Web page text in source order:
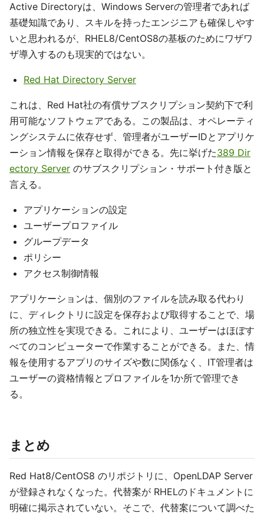
Active Directoryは、Windows Serverの管理者であれば
基礎知識であり、スキルを持ったエンジニアも確保しやす
いと思われるが、RHEL8/CentOS8の基板のためにワザワ
ザ導入するのも現実的ではない。
Red Hat Directory Server
これは、Red Hat社の有償サブスクリプション契約下で利
用可能なソフトウェアである。この製品は、オペレーティ
ングシステムに依存せず、管理者がユーザーIDとアプリケ
ーション情報を保存と取得ができる。先に挙げた389 Dir
ectory Server のサブスクリプション・サポート付き版と
言える。
アプリケーションの設定
ユーザープロファイル
グループデータ
ポリシー
アクセス制御情報
アプリケーションは、個別のファイルを読み取る代わり
に、ディレクトリに設定を保存および取得することで、場
所の独立性を実現できる。これにより、ユーザーはほぼす
べてのコンピューターで作業することができる。また、情
報を使用するアプリのサイズや数に関係なく、IT管理者は
ユーザーの資格情報とプロファイルを1か所で管理でき
る。
まとめ
Red Hat8/CentOS8 のリポジトリに、OpenLDAP Server
が登録されなくなった。代替案が RHELのドキュメントに
明確に掲示されていない。そこで、代替案について調べた